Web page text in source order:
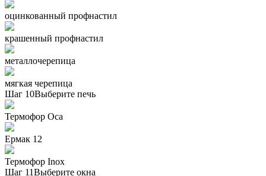
оцинкованный профнастил
крашенный профнастил
металлочерепица
мягкая черепица
Шаг 10Выберите печь
Термофор Oса
Ермак 12
Термофор Inox
Шаг 11Выберите окна